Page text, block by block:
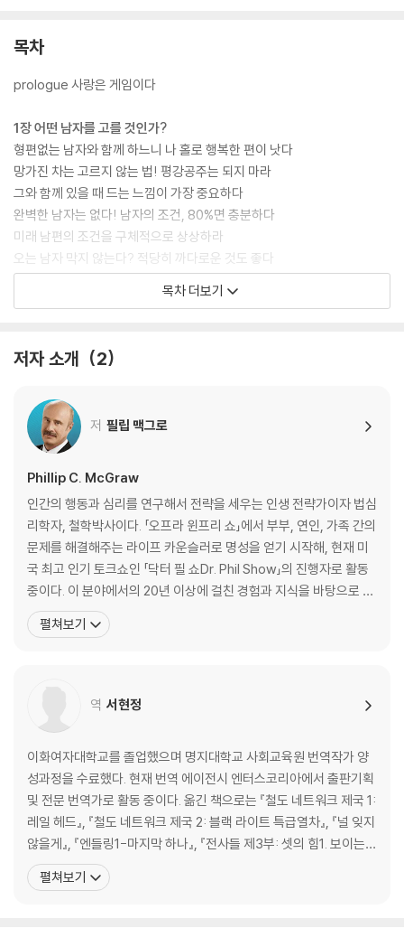
목차
prologue 사랑은 게임이다
1장 어떤 남자를 고를 것인가?
형편없는 남자와 함께 하느니 나 홀로 행복한 편이 낫다
망가진 차는 고르지 않는 법! 평강공주는 되지 마라
그와 함께 있을 때 드는 느낌이 가장 중요하다
완벽한 남자는 없다! 남자의 조건, 80%면 충분하다
미래 남편의 조건을 구체적으로 상상하라
오는 남자 막지 않는다? 적당히 까다로운 것도 좋다
2장 자신을 사랑하면 그도 당신을 사랑한다
개성을 나타내라, 기억에 남는 존재가 돼야 한다
자기 생각을 말해라, 예스 걸은 지루할 뿐이다
3장 사랑 앞에서 절박한 모습은 보이지 마라
일주일에 몇 시간을 연애에 투자하는가?
과거 상처에 대한 두려움부터 떨쳐버려라
남자 앞에서 절대 절박한 모습을 보이지 마라
사랑 게임의 승자처럼 생각하고 느끼고 행동하라
항상 자신의 모습을 있는 그대로 받아들이자
이제 달라진 생각만큼 달라진 사랑을 시작하자
4장 그의 머릿속에 나를 각인시켜라
자신의 관심사는 무엇인가? 남다른 가치관을 가져라
눈에 띄는 개성이 있는가? 보이는 것이 전부는 아니다
남자들의 관심을 끄는 긍정적인 자기 모습 5가지
기억에 남느냐 남지 못하느냐, 그것이 문제이다
5장 남자의 진짜 속마음 엿보기
남자의 생각을 이해해야 마음도 사로잡는 법이다
남자의 속마음을 쏙쏙 파헤친 남자의 진실 혹은 거짓!
좀처럼 파악 안 되는 남자의 유별난 행동 양식
목차 더보기
저자 소개 2
저 필립 맥그로
Phillip C. McGraw
인간의 행동과 심리를 연구해서 전략을 세우는 인생 전략가이자 법심
리학자, 철학박사이다. 「오프라 윈프리 쇼」에서 부부, 연인, 가족 간의
문제를 해결해주는 라이프 카운슬러로 명성을 얻기 시작해, 현재 미
국 최고 인기 토크쇼인 「닥터 필 쇼Dr. Phil Show」의 진행자로 활동
중이다. 이 분야에서의 20년 이상에 걸친 경험과 지식을 바탕으로 한
인생 전략과 변화 프로그램을 통해 지금까지 수만 명의 사람들이 스
스로 정말 원하는 삶을 살 수 있도록 도와주었다. 미국 최고의 법률 컨
펼쳐보기
역 서현정
이화여자대학교를 졸업했으며 명지대학교 사회교육원 번역작가 양
성과정을 수료했다. 현재 번역 에이전시 엔터스코리아에서 출판기획
및 전문 번역가로 활동 중이다. 옮긴 책으로는 『철도 네트워크 제국 1:
레일 헤드』, 『철도 네트워크 제국 2: 블랙 라이트 특급열차』, 『널 잊지
않을게』, 『엔들링1-마지막 하나』, 『전사들 제3부: 셋의 힘1. 보이는
것』 등 다수가 있다. 사막을 바다로 바꿔 준 은하수를 올려다보며 오
늘을 살아가고 싶은 한 사람. 겨울곰과 달콤슈가와 나를 아끼며 건강
펼쳐보기